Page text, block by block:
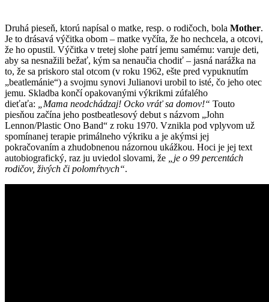
Druhá pieseň, ktorú napísal o matke, resp. o rodičoch, bola Mother.
Je to drásavá výčitka obom – matke vyčíta, že ho nechcela, a otcovi,
že ho opustil. Výčitka v tretej slohe patrí jemu samému: varuje deti,
aby sa nesnažili bežať, kým sa nenaučia chodiť – jasná narážka na
to, že sa priskoro stal otcom (v roku 1962, ešte pred vypuknutím
„beatlemánie“) a svojmu synovi Julianovi urobil to isté, čo jeho otec
jemu. Skladba končí opakovanými výkrikmi zúfalého
dieťaťa:
„Mama neodchádzaj! Ocko vráť sa domov!“ Touto
piesňou začína jeho postbeatlesový debut s názvom „John
Lennon/Plastic Ono Band“ z roku 1970. Vznikla pod vplyvom už
spomínanej terapie primálneho výkriku a je akýmsi jej
pokračovaním a zhudobnenou názornou ukážkou. Hoci je jej text
autobiografický, raz ju uviedol slovami, že
„je o 99 percentách
rodičov, živých či polomŕtvych“.